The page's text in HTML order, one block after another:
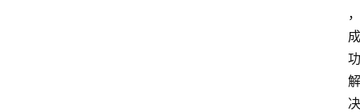
，
成
功
解
决